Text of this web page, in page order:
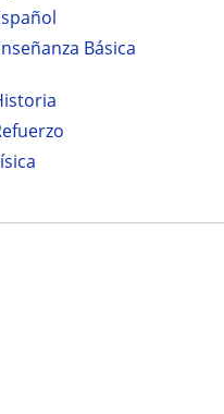
Español
Enseñanza Básica
Historia
Refuerzo
Física